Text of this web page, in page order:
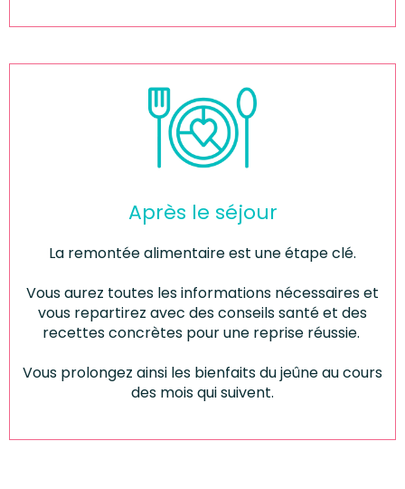
Après le séjour
La remontée alimentaire est une étape clé.
Vous aurez toutes les informations nécessaires et
vous repartirez avec des conseils santé et des
recettes concrètes pour une reprise réussie.
Vous prolongez ainsi les bienfaits du jeûne au cours
des mois qui suivent.